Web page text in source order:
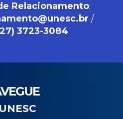
Relacionamento:
/
3723-3084.